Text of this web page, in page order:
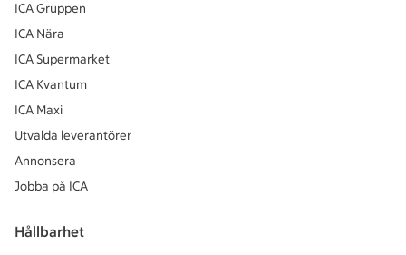
ICA Gruppen
ICA Nära
ICA Supermarket
ICA Kvantum
ICA Maxi
Utvalda leverantörer
Annonsera
Jobba på ICA
Hållbarhet